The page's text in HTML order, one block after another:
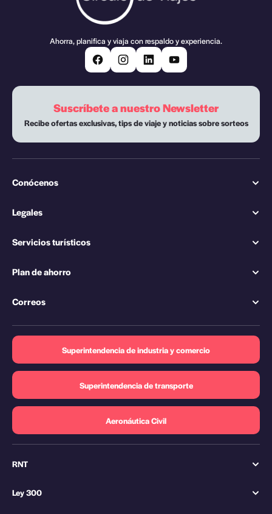
Ahorra, planifica y viaja con respaldo y experiencia.
Suscríbete a nuestro Newsletter
Recibe ofertas exclusivas, tips de viaje y noticias sobre sorteos
Conócenos
Legales
Servicios turísticos
Plan de ahorro
Correos
Superintendencia de industria y comercio
Aeronáutica Civil
Superintendencia de transporte
RNT
Ley 300